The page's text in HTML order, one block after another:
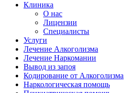
Клиника
О нас
Лицензии
Специалисты
Услуги
Лечение Алкоголизма
Лечение Наркомании
Вывод из запоя
Кодирование от Алкоголизма
Наркологическая помощь